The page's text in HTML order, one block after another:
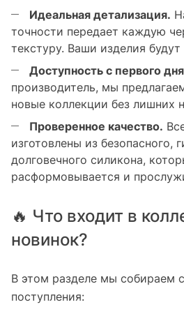
Идеальная детализация.
точности передает каждую
текстуру. Ваши изделия будут
Доступность с первого
производитель, мы
новые коллекции без лишних
Проверенное качество.
изготовлены из безопасного,
долговечного силикона,
расформовывается и
🔥 Что входит в
новинок?
В этом разделе мы собираем
поступления: